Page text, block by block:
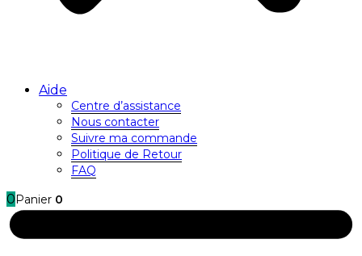
Aide
Centre d’assistance
Nous contacter
Suivre ma commande
Politique de Retour
FAQ
0 Panier 0